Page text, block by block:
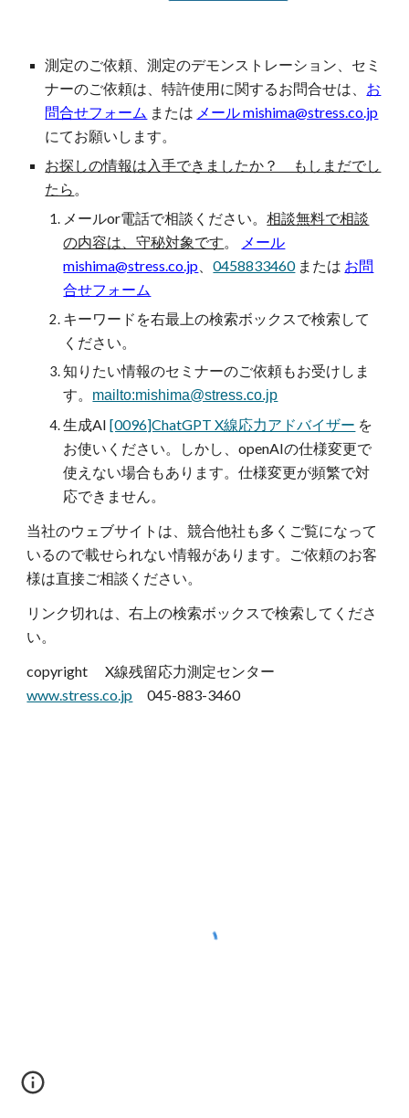
測定のご依頼、測定のデモンストレーション、セミ
ナーのご依頼は、特許使用に関するお問合せは、 お
問合せフォーム または メール mishima@stress.co.jp
にてお願いします。
お探しの情報は入手できましたか？ もしまだでし
たら 。
メールor電話で相談ください。相談無料で相談
の内容は、守秘対象です。
メール
mishima@stress.co.jp 、0458833460または お問
合せフォーム
キーワードを右最上の検索ボックスで検索して
ください。
知りたい情報のセミナーのご依頼もお受けしま
す。 mailto:mishima@stress.co.jp
生成AI[0096]ChatGPT X線応力アドバイザー を
お使いください。しかし、openAIの仕様変更で
使えない場合もあります。仕様変更が頻繁で対
応できません。
当社のウェブサイトは、競合他社も多くご覧になって
いるので載せられない情報があります。ご依頼のお客
様は直接ご相談ください。
リンク切れは、右上の検索ボックスで検索してくださ
い。
copyright X線残留応力測定センター
www.stress.co.jp 045-883-3460